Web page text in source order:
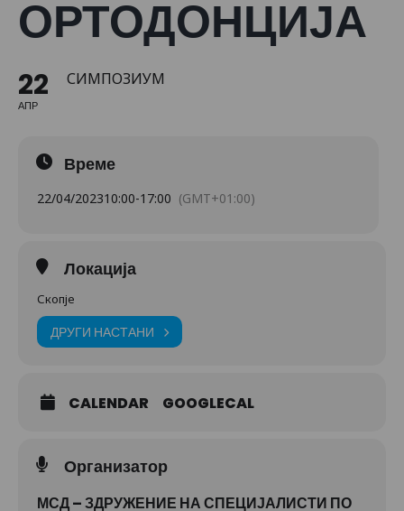
ОРТОДОНЦИЈА
22
АПР
СИМПОЗИУМ
Време
22/04/202310:00-17:00 (GMT+01:00)
Локација
Скопје
ДРУГИ НАСТАНИ
CALENDAR GOOGLECAL
Организатор
МСД – ЗДРУЖЕНИЕ НА СПЕЦИЈАЛИСТИ ПО